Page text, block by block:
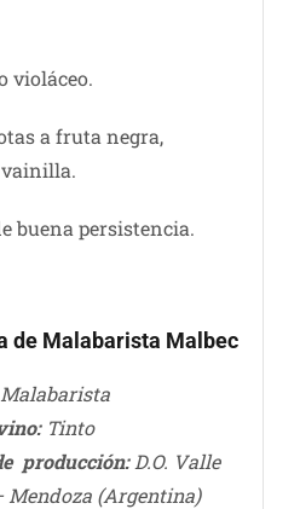
violáceo.
a fruta negra,
buena persistencia.
de Malabarista Malbec
Malabarista
Tinto
producción:D.O. Valle
Mendoza (Argentina)